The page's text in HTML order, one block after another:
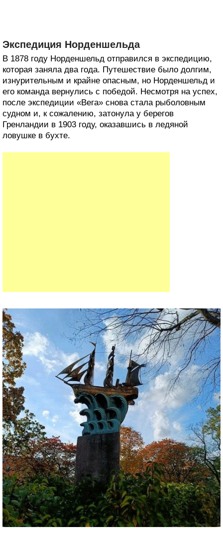
Экспедиция Норденшельда
В 1878 году Норденшельд отправился в экспедицию,
которая заняла два года. Путешествие было долгим,
изнурительным и крайне опасным, но Норденшельд и
его команда вернулись с победой. Несмотря на успех,
после экспедиции «Вега» снова стала рыболовным
судном и, к сожалению, затонула у берегов
Гренландии в 1903 году, оказавшись в ледяной
ловушке в бухте.